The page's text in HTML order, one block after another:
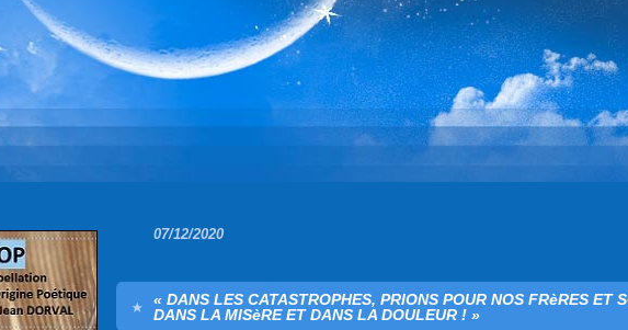
07/12/2020
« DANS LES CATASTROPHES, PRIONS POUR NOS FRèRES ET
DANS LA MISèRE ET DANS LA DOULEUR ! »